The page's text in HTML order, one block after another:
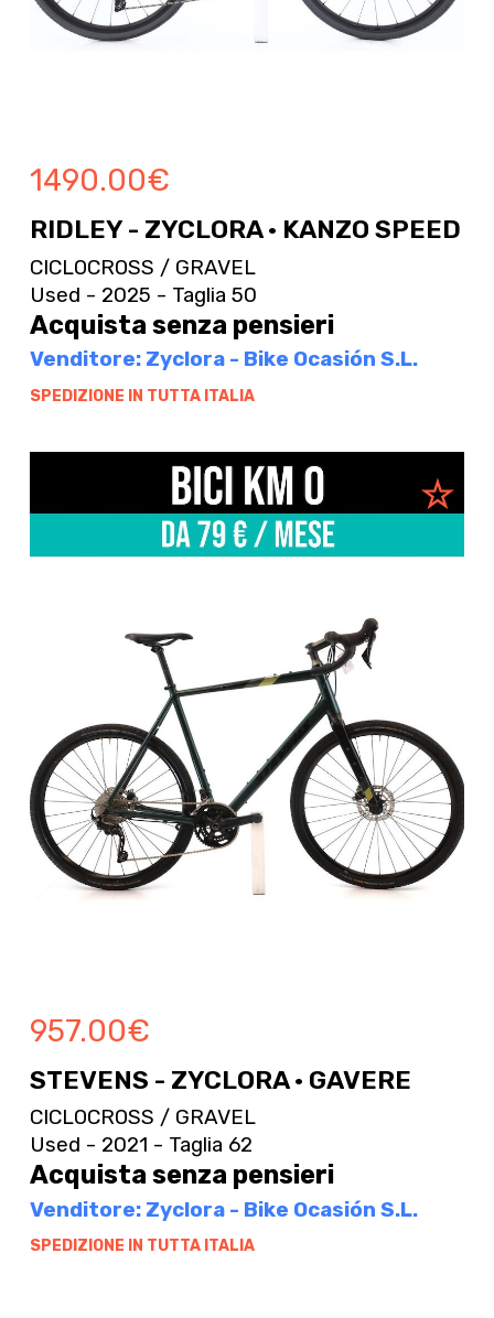
1490.00€
RIDLEY - ZYCLORA · KANZO SPEED
CICLOCROSS / GRAVEL
Used - 2025 - Taglia 50
Acquista senza pensieri
Venditore: Zyclora - Bike Ocasión S.L.
SPEDIZIONE IN TUTTA ITALIA
957.00€
STEVENS - ZYCLORA · GAVERE
CICLOCROSS / GRAVEL
Used - 2021 - Taglia 62
Acquista senza pensieri
Venditore: Zyclora - Bike Ocasión S.L.
SPEDIZIONE IN TUTTA ITALIA